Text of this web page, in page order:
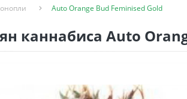
Auto Orange Bud Feminised Gold
каннабиса Auto